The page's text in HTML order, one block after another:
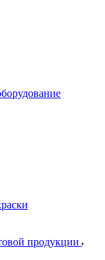
продукции